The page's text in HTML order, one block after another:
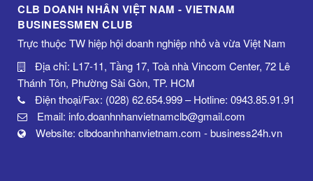
CLB DOANH NHÂN VIỆT NAM - VIETNAM
BUSINESSMEN CLUB
Trực thuộc TW hiệp hội doanh nghiệp nhỏ và vừa Việt Nam
Địa chỉ: L17-11, Tầng 17, Toà nhà Vincom Center, 72 Lê
Thánh Tôn, Phường Sài Gòn, TP. HCM
Điện thoại/Fax: (028) 62.654.999 – Hotline: 0943.85.91.91
Email: info.doanhnhanvietnamclb@gmail.com
Website: clbdoanhnhanvietnam.com - business24h.vn